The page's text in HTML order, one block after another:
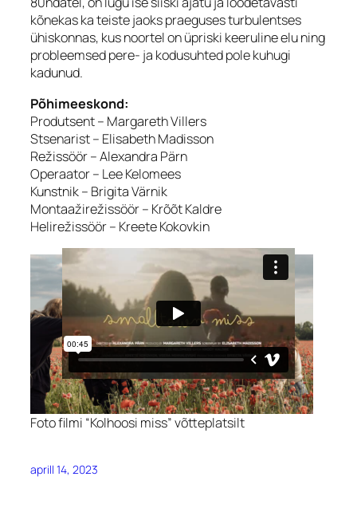
kõnekas ka teiste jaoks praeguses turbulentses
ühiskonnas, kus noortel on üpriski keeruline elu ning
probleemsed pere- ja kodusuhted pole kuhugi
kadunud.
Põhimeeskond:
Produtsent – Margareth Villers
Stsenarist – Elisabeth Madisson
Režissöör – Alexandra Pärn
Operaator – Lee Kelomees
Kunstnik – Brigita Värnik
Montaažirežissöör – Krõõt Kaldre
Helirežissöör – Kreete Kokovkin
Foto filmi “Kolhoosi miss” võtteplatsilt
aprill 14, 2023